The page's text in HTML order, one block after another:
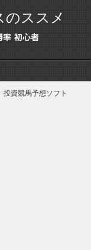
のススメ
初心者
投資競馬予想ソフト